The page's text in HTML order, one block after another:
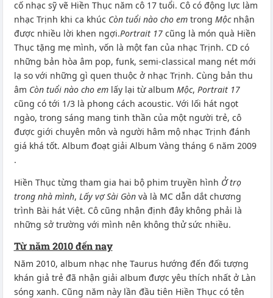
cố nhạc sỹ vẽ Hiền Thục năm cô 17 tuổi. Cô có động lực làm
nhạc Trịnh khi ca khúc Còn tuổi nào cho emtrong Mộcnhận
được nhiều lời khen ngợi.Portrait 17cũng là món quà Hiền
Thục tặng mẹ mình, vốn là một fan của nhạc Trịnh. CD có
những bản hòa âm pop, funk, semi-classical mang nét mới
lạ so với những gì quen thuộc ở nhạc Trịnh. Cùng bản thu
âm Còn tuổi nào cho emlấy lại từ album Mộc, Portrait 17
cũng có tới 1/3 là phong cách acoustic. Với lối hát ngọt
ngào, trong sáng mang tinh thần của một người trẻ, cô
được giới chuyên môn và người hâm mộ nhạc Trịnh đánh
giá khá tốt. Album đoạt giải Album Vàng tháng 6 năm 2009
.
Hiền Thục từng tham gia hai bộ phim truyền hình Ở trọ
trong nhà mình, Lấy vợ Sài Gònvà là MC dẫn dắt chương
trình Bài hát Việt. Cô cũng nhận định đây không phải là
những sở trường với mình nên không thử sức nhiều.
Từ năm 2010 đến nay
Năm 2010, album nhạc nhẹ Taurus hướng đến đối tượng
khán giả trẻ đã nhận giải album được yêu thích nhất ở Làn
sóng xanh. Cũng năm này lần đầu tiên Hiền Thục có tên